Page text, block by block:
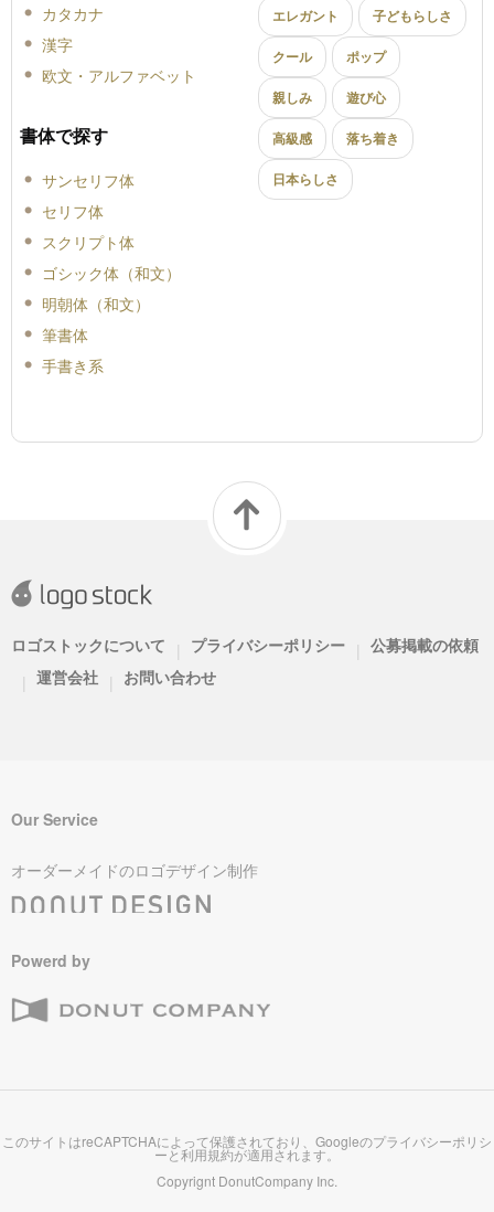
カタカナ
漢字
欧文・アルファベット
書体で探す
サンセリフ体
セリフ体
スクリプト体
ゴシック体（和文）
明朝体（和文）
筆書体
手書き系
エレガント 子どもらしさ
クール ポップ
親しみ 遊び心
高級感 落ち着き
日本らしさ
ロゴストックについて | プライバシーポリシー | 公募掲載の依頼
| 運営会社 | お問い合わせ
Our Service
オーダーメイドのロゴデザイン制作
Powerd by
このサイトはreCAPTCHAによって保護されており、Googleのプライバシーポリシ
ーと利用規約が適用されます。
Copyrignt DonutCompany Inc.